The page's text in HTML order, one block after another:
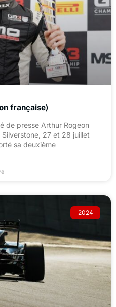
française)
de presse Arthur Rogeon
27 et 28 juillet
sa deuxième
2024